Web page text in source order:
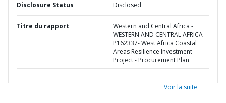
Disclosure Status Disclosed
Titre du rapport
Western and Central Africa -
WESTERN AND CENTRAL AFRICA-
P162337- West Africa Coastal
Areas Resilience Investment
Project - Procurement Plan
Voir la suite